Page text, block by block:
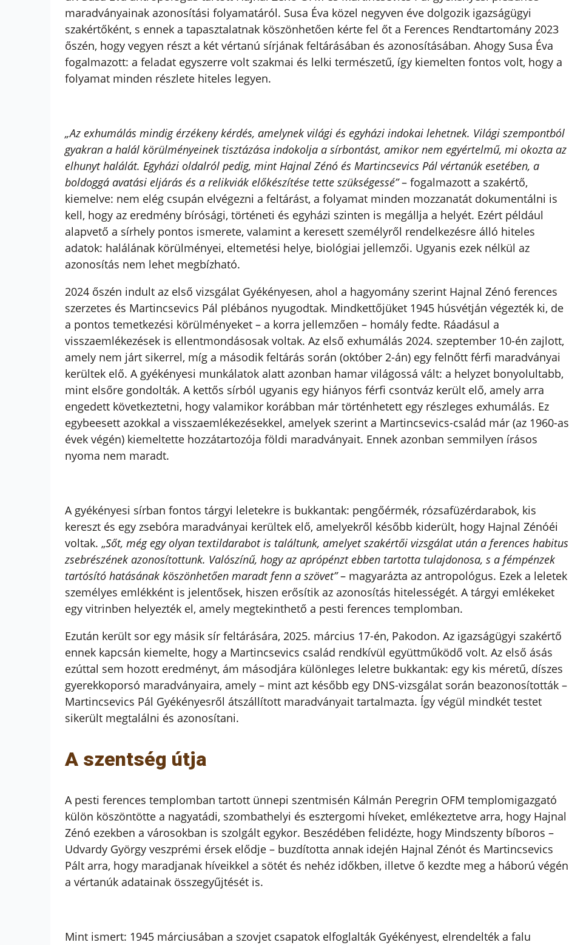
maradványainak azonosítási folyamatáról. Susa Éva közel negyven éve dolgozik igazságügyi
szakértőként, s ennek a tapasztalatnak köszönhetően kérte fel őt a Ferences Rendtartomány 2023
őszén, hogy vegyen részt a két vértanú sírjának feltárásában és azonosításában. Ahogy Susa Éva
fogalmazott: a feladat egyszerre volt szakmai és lelki természetű, így kiemelten fontos volt, hogy a
folyamat minden részlete hiteles legyen.
„Az exhumálás mindig érzékeny kérdés, amelynek világi és egyházi indokai lehetnek. Világi szempontból
gyakran a halál körülményeinek tisztázása indokolja a sírbontást, amikor nem egyértelmű, mi okozta az
elhunyt halálát. Egyházi oldalról pedig, mint Hajnal Zénó és Martincsevics Pál vértanúk esetében, a
boldoggá avatási eljárás és a relikviák előkészítése tette szükségessé”– fogalmazott a szakértő,
kiemelve: nem elég csupán elvégezni a feltárást, a folyamat minden mozzanatát dokumentálni is
kell, hogy az eredmény bírósági, történeti és egyházi szinten is megállja a helyét. Ezért például
alapvető a sírhely pontos ismerete, valamint a keresett személyről rendelkezésre álló hiteles
adatok: halálának körülményei, eltemetési helye, biológiai jellemzői. Ugyanis ezek nélkül az
azonosítás nem lehet megbízható.
2024 őszén indult az első vizsgálat Gyékényesen, ahol a hagyomány szerint Hajnal Zénó ferences
szerzetes és Martincsevics Pál plébános nyugodtak. Mindkettőjüket 1945 húsvétján végezték ki, de
a pontos temetkezési körülményeket – a korra jellemzően – homály fedte. Ráadásul a
visszaemlékezések is ellentmondásosak voltak. Az első exhumálás 2024. szeptember 10-én zajlott,
amely nem járt sikerrel, míg a második feltárás során (október 2-án) egy felnőtt férfi maradványai
kerültek elő. A gyékényesi munkálatok alatt azonban hamar világossá vált: a helyzet bonyolultabb,
mint elsőre gondolták. A kettős sírból ugyanis egy hiányos férfi csontváz került elő, amely arra
engedett következtetni, hogy valamikor korábban már történhetett egy részleges exhumálás. Ez
egybeesett azokkal a visszaemlékezésekkel, amelyek szerint a Martincsevics-család már (az 1960-as
évek végén) kiemeltette hozzátartozója földi maradványait. Ennek azonban semmilyen írásos
nyoma nem maradt.
A gyékényesi sírban fontos tárgyi leletekre is bukkantak: pengőérmék, rózsafüzérdarabok, kis
kereszt és egy zsebóra maradványai kerültek elő, amelyekről később kiderült, hogy Hajnal Zénóéi
voltak. „Sőt, még egy olyan textildarabot is találtunk, amelyet szakértői vizsgálat után a ferences habitus
zsebrészének azonosítottunk. Valószínű, hogy az aprópénzt ebben tartotta tulajdonosa, s a fémpénzek
tartósító hatásának köszönhetően maradt fenn a szövet”– magyarázta az antropológus. Ezek a leletek
személyes emlékként is jelentősek, hiszen erősítik az azonosítás hitelességét. A tárgyi emlékeket
egy vitrinben helyezték el, amely megtekinthető a pesti ferences templomban.
Ezután került sor egy másik sír feltárására, 2025. március 17-én, Pakodon. Az igazságügyi szakértő
ennek kapcsán kiemelte, hogy a Martincsevics család rendkívül együttműködő volt. Az első ásás
ezúttal sem hozott eredményt, ám másodjára különleges leletre bukkantak: egy kis méretű, díszes
gyerekkoporsó maradványaira, amely – mint azt később egy DNS-vizsgálat során beazonosították –
Martincsevics Pál Gyékényesről átszállított maradványait tartalmazta. Így végül mindkét testet
sikerült megtalálni és azonosítani.
A szentség útja
A pesti ferences templomban tartott ünnepi szentmisén Kálmán Peregrin OFM templomigazgató
külön köszöntötte a nagyatádi, szombathelyi és esztergomi híveket, emlékeztetve arra, hogy Hajnal
Zénó ezekben a városokban is szolgált egykor. Beszédében felidézte, hogy Mindszenty bíboros –
Udvardy György veszprémi érsek elődje – buzdította annak idején Hajnal Zénót és Martincsevics
Pált arra, hogy maradjanak híveikkel a sötét és nehéz időkben, illetve ő kezdte meg a háború végén
a vértanúk adatainak összegyűjtését is.
Mint ismert: 1945 márciusában a szovjet csapatok elfoglalták Gyékényest, elrendelték a falu